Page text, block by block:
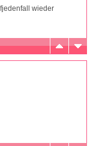
wieder